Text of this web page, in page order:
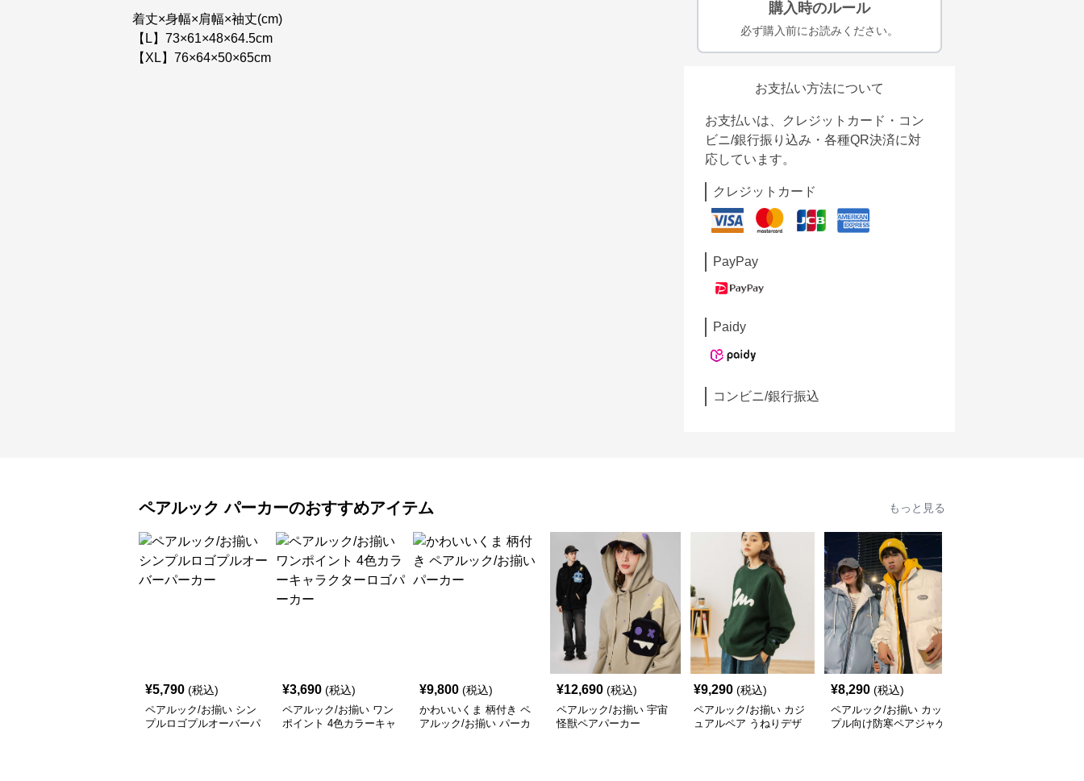
着丈×身幅×肩幅×袖丈(cm)
【L】73×61×48×64.5cm
【XL】76×64×50×65cm
購入時のルール
必ず購入前にお読みください。
お支払い方法について
お支払いは、クレジットカード・コン
ビニ/銀行振り込み・各種QR決済に対
応しています。
クレジットカード
PayPay
Paidy
コンビニ/銀行振込
ペアルック パーカーのおすすめアイテム もっと見る
¥5,790 (税込)
ペアルック/お揃い シン
プルロゴプルオーバーパ
¥3,690 (税込)
ペアルック/お揃い ワン
ポイント 4色カラーキャ
¥9,800 (税込)
かわいいくま 柄付き ペ
アルック/お揃い パーカ
¥12,690 (税込)
ペアルック/お揃い 宇宙
怪獣ペアパーカー
¥9,290 (税込)
ペアルック/お揃い カジ
ュアルペア うねりデザ
¥8,290 (税込)
ペアルック/お揃い カッ
プル向け防寒ペアジャケ